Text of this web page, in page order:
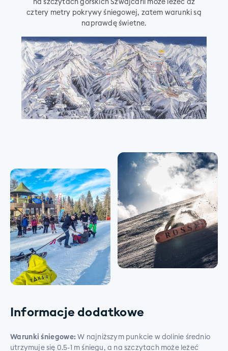
na szczytach górskich Szwajcarii może leżeć aż
cztery metry pokrywy śniegowej, zatem warunki są
naprawdę świetne.
Informacje dodatkowe
Warunki śniegowe: W najniższym punkcie w dolinie średnio
utrzymuje się 0.5-1 m śniegu, a na szczytach może leżeć